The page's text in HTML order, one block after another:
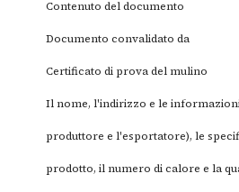
Contenuto del documento
Documento convalidato da
Certificato di prova del mulino
Il nome, l'indirizzo e le
produttore e l'esportatore), le
prodotto, il numero di calore e la